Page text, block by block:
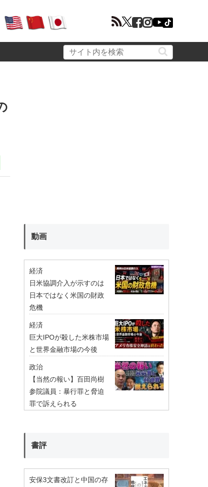
動画
経済
日米協調介入が示すのは
日本ではなく米国の財政
危機
経済
巨大IPOが殺した米株市場
と世界金融市場の今後
政治
【当然の報い】百田尚樹
参院議員：暴行罪と脅迫
罪で訴えられる
書評
安保3文書改訂と中国の存